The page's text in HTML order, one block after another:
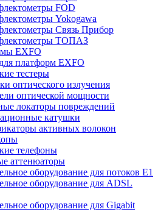
FOD
Yokogawa
Связь Прибор
ТОПАЗ
EXFO
платформ EXFO
тестеры
оптического излучения
оптической мощности
локаторы повреждений
катушки
активных волокон
телефоны
аттенюаторы
оборудование для потоков Е1
оборудование для ADSL
оборудование для Gigabit